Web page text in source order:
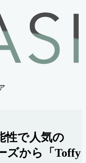
性で人気の
ズから「Toffy